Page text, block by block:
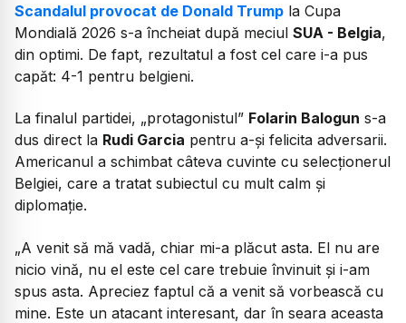
Scandalul provocat de Donald Trump la Cupa
Mondială 2026 s-a încheiat după meciul SUA - Belgia,
din optimi. De fapt, rezultatul a fost cel care i-a pus
capăt: 4-1 pentru belgieni.
La finalul partidei, „protagonistul” Folarin Balogun s-a
dus direct la Rudi Garcia pentru a-și felicita adversarii.
Americanul a schimbat câteva cuvinte cu selecționerul
Belgiei, care a tratat subiectul cu mult calm și
diplomație.
„A venit să mă vadă, chiar mi-a plăcut asta. El nu are
nicio vină, nu el este cel care trebuie învinuit şi i-am
spus asta. Apreciez faptul că a venit să vorbească cu
mine. Este un atacant interesant, dar în seara aceasta